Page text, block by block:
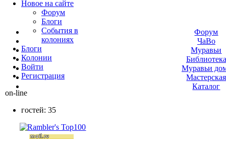
Новое на сайте
Форум
Блоги
События в
колониях
Блоги
Колонии
Войти
Peгиcтpaция
on-line
гостей: 35
Форум
ЧаВо
Муравьи
Библиотека
Муравьи
Мастерская
Каталог